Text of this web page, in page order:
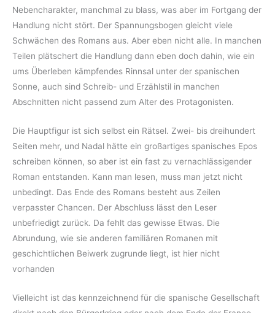
Nebencharakter, manchmal zu blass, was aber im Fortgang der
Handlung nicht stört. Der Spannungsbogen gleicht viele
Schwächen des Romans aus. Aber eben nicht alle. In manchen
Teilen plätschert die Handlung dann eben doch dahin, wie ein
ums Überleben kämpfendes Rinnsal unter der spanischen
Sonne, auch sind Schreib- und Erzählstil in manchen
Abschnitten nicht passend zum Alter des Protagonisten.
Die Hauptfigur ist sich selbst ein Rätsel. Zwei- bis dreihundert
Seiten mehr, und Nadal hätte ein großartiges spanisches Epos
schreiben können, so aber ist ein fast zu vernachlässigender
Roman entstanden. Kann man lesen, muss man jetzt nicht
unbedingt. Das Ende des Romans besteht aus Zeilen
verpasster Chancen. Der Abschluss lässt den Leser
unbefriedigt zurück. Da fehlt das gewisse Etwas. Die
Abrundung, wie sie anderen familiären Romanen mit
geschichtlichen Beiwerk zugrunde liegt, ist hier nicht
vorhanden
Vielleicht ist das kennzeichnend für die spanische Gesellschaft